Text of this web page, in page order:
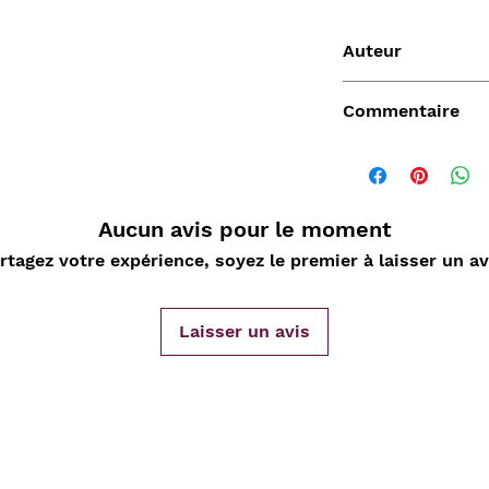
Auteur
Commentaire
Aucun avis pour le moment
votre expérience, soyez le premier à laisser un
Laisser un avis
Vendu